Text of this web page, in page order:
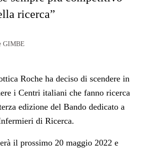
ricerca”
GIMBE
Roche ha deciso di scendere in
i Centri italiani che fanno ricerca
edizione del Bando dedicato a
di Ricerca.
il prossimo 20 maggio 2022 e